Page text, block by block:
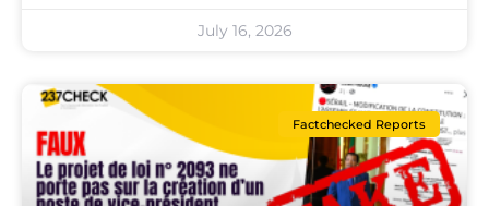
July 16, 2026
Factchecked Reports